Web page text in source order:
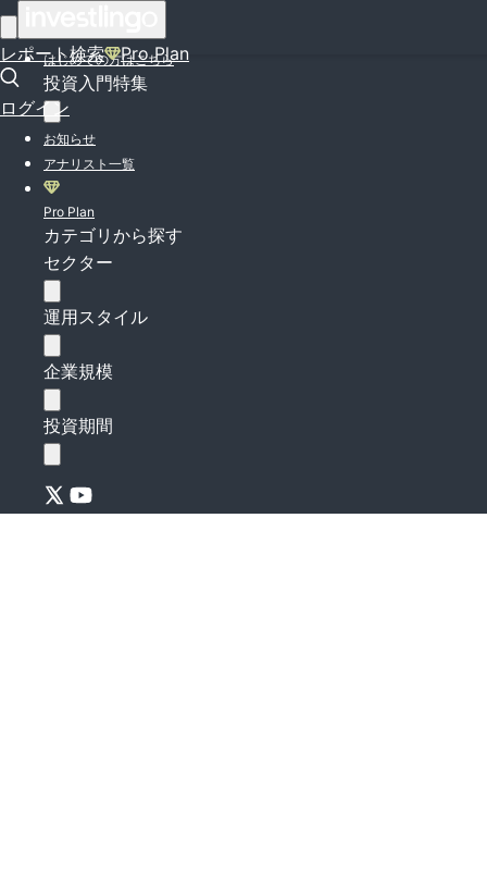
レポート検索 Pro Plan
ログイン
はじめての方はこちら
投資入門特集
お知らせ
アナリスト一覧
Pro Plan
カテゴリから探す
セクター
運用スタイル
企業規模
投資期間